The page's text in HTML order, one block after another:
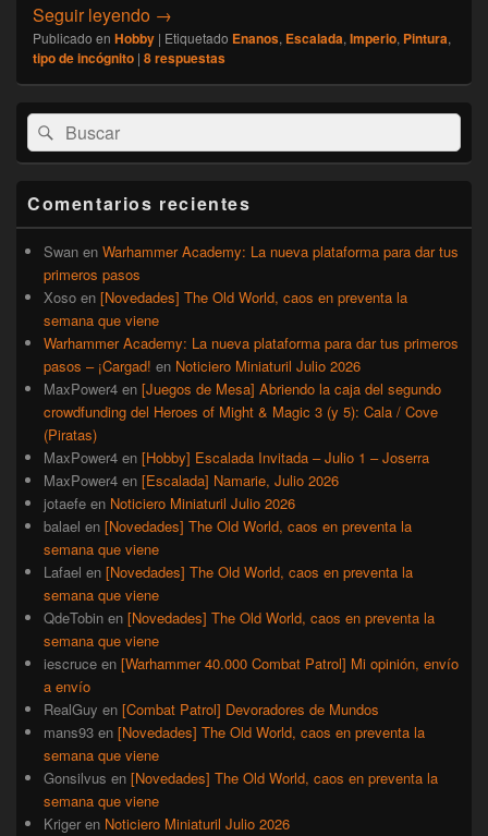
Seguir leyendo [Hobby] Escalada Invitada – Noviembre 6
→
Publicado en Hobby | Etiquetado Enanos, Escalada, Imperio, Pintura,
tipo de incógnito | 8respuestas
El
área
de
widget
lateral
primaria
Buscar
por:
Buscar
Comentarios recientes
Swan en Warhammer Academy: La nueva plataforma para dar tus
primeros pasos
Xoso en [Novedades] The Old World, caos en preventa la
semana que viene
Warhammer Academy: La nueva plataforma para dar tus primeros
pasos – ¡Cargad! en Noticiero Miniaturil Julio 2026
MaxPower4 en [Juegos de Mesa] Abriendo la caja del segundo
crowdfunding del Heroes of Might & Magic 3 (y 5): Cala / Cove
(Piratas)
MaxPower4 en [Hobby] Escalada Invitada – Julio 1 – Joserra
MaxPower4 en [Escalada] Namarie, Julio 2026
jotaefe en Noticiero Miniaturil Julio 2026
balael en [Novedades] The Old World, caos en preventa la
semana que viene
Lafael en [Novedades] The Old World, caos en preventa la
semana que viene
QdeTobin en [Novedades] The Old World, caos en preventa la
semana que viene
iescruce en [Warhammer 40.000 Combat Patrol] Mi opinión, envío
a envío
RealGuy en [Combat Patrol] Devoradores de Mundos
mans93 en [Novedades] The Old World, caos en preventa la
semana que viene
Gonsilvus en [Novedades] The Old World, caos en preventa la
semana que viene
Kriger en Noticiero Miniaturil Julio 2026